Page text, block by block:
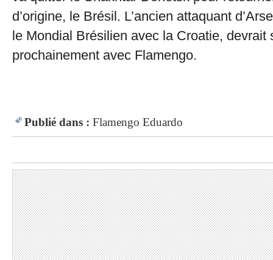
d’origine, le Brésil. L’ancien attaquant
le Mondial Brésilien avec la Croatie, devrait
prochainement avec Flamengo.
Publié dans : Flamengo Eduardo